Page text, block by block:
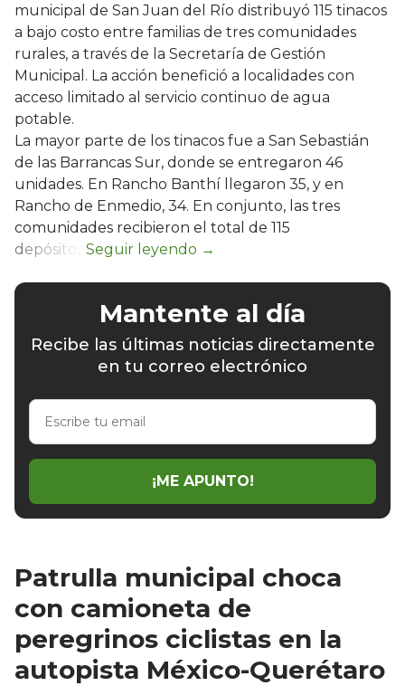
municipal de San Juan del Río distribuyó 115 tinacos
a bajo costo entre familias de tres comunidades
rurales, a través de la Secretaría de Gestión
Municipal. La acción benefició a localidades con
acceso limitado al servicio continuo de agua
potable.
La mayor parte de los tinacos fue a San Sebastián
de las Barrancas Sur, donde se entregaron 46
unidades. En Rancho Banthí llegaron 35, y en
Rancho de Enmedio, 34. En conjunto, las tres
comunidades recibieron el total de 115
depósitos.
Mantente al día
Recibe las últimas noticias directamente
en tu correo electrónico
Escribe
email
¡ME APUNTO!
Patrulla municipal choca
con camioneta de
peregrinos ciclistas en la
autopista México-Querétaro